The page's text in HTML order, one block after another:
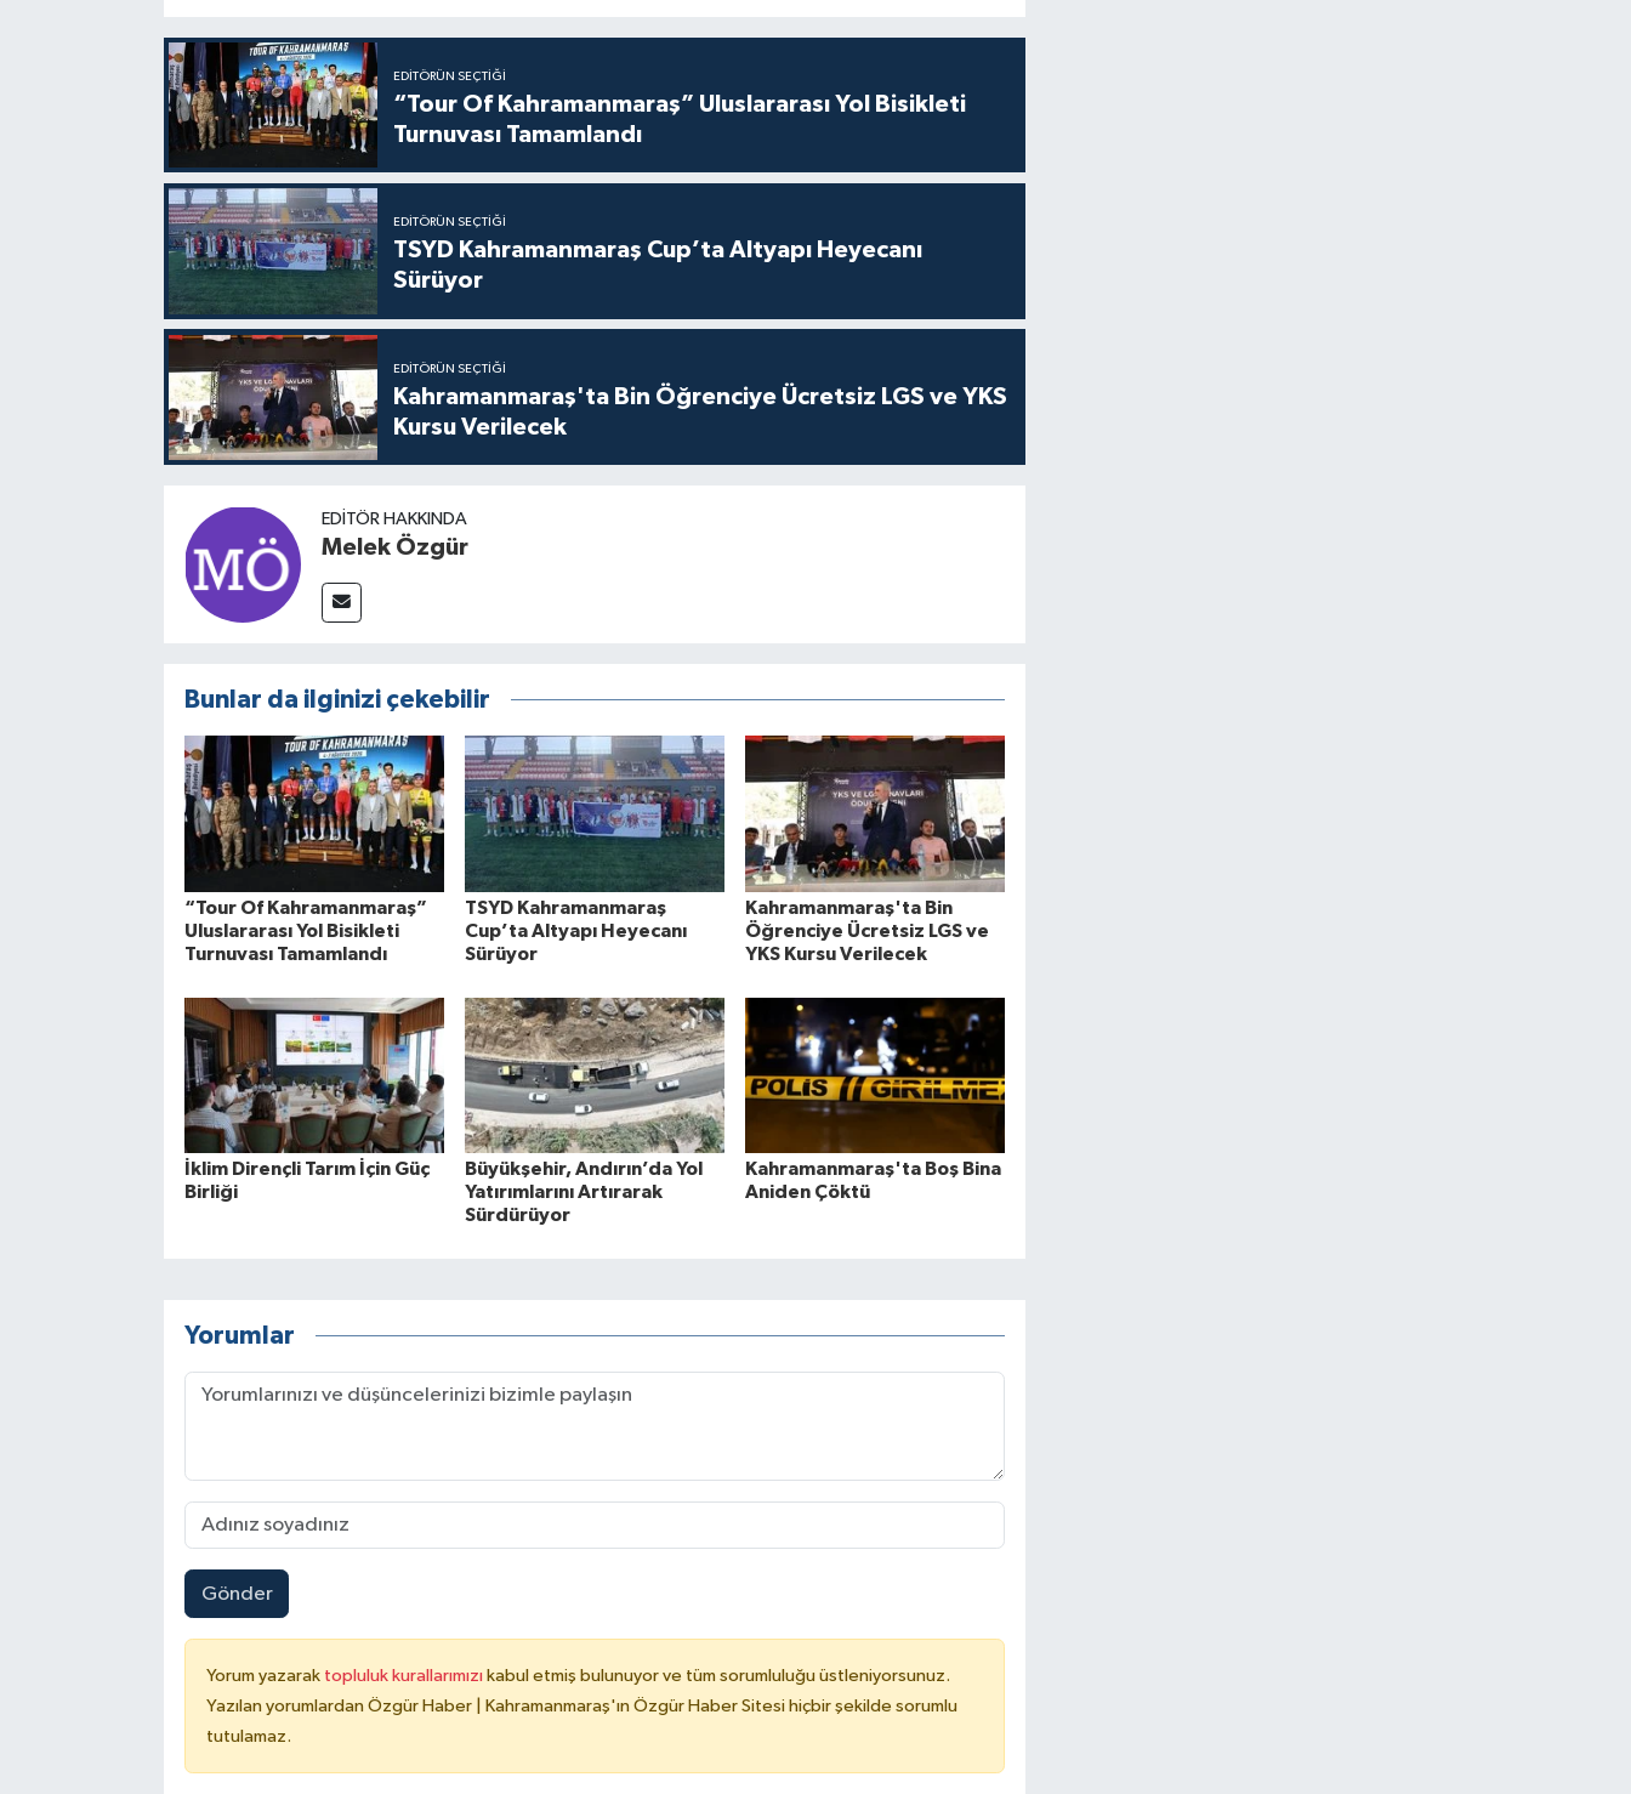
EDITÖRÜN SEÇTIĞI
“Tour Of Kahramanmaraş” Uluslararası Yol Bisikleti
Turnuvası Tamamlandı
EDITÖRÜN SEÇTIĞI
TSYD Kahramanmaraş Cup’ta Altyapı Heyecanı
Sürüyor
EDITÖRÜN SEÇTIĞI
Kahramanmaraş'ta Bin Öğrenciye Ücretsiz LGS ve YKS
Kursu Verilecek
EDITÖR HAKKINDA
Melek Özgür
Bunlar da ilginizi çekebilir
“Tour Of Kahramanmaraş”
Uluslararası Yol Bisikleti
Turnuvası Tamamlandı
TSYD Kahramanmaraş
Cup’ta Altyapı Heyecanı
Sürüyor
Kahramanmaraş'ta Bin
Öğrenciye Ücretsiz LGS ve
YKS Kursu Verilecek
İklim Dirençli Tarım İçin Güç
Birliği
Büyükşehir, Andırın’da Yol
Yatırımlarını Artırarak
Sürdürüyor
Kahramanmaraş'ta Boş Bina
Aniden Çöktü
Yorumlar
Gönder
Yorum yazarak topluluk kurallarımızı kabul etmiş bulunuyor ve tüm sorumluluğu üstleniyorsunuz.
Yazılan yorumlardan Özgür Haber | Kahramanmaraş'ın Özgür Haber Sitesi hiçbir şekilde sorumlu
tutulamaz.